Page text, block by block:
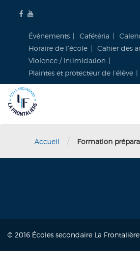
Événements Cafétéria
Horaire de l’école
Cahier des
Violence / Intimidation
Plaintes et protecteur de l’élève
Accueil / Formation
© 2016 Écoles secondaire La Frontalière